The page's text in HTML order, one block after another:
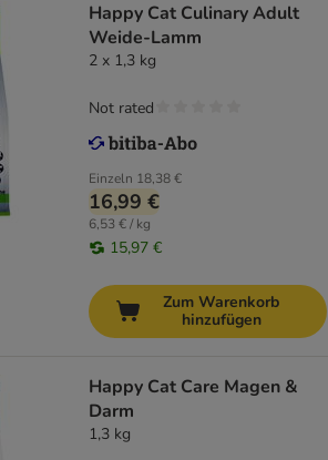
Happy Cat Culinary Adult
Weide-Lamm
2 x 1,3 kg
Einzeln 18,38 €
16,99 €
6,53 € / kg
15,97 €
Not rated
Zum Warenkorb
hinzufügen
Happy Cat Care Magen &
Darm
1,3 kg